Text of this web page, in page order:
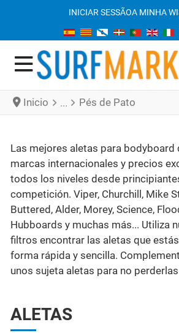
INICIAR SESSÃOA MINHA
Inicio Pés de Pato
Las mejores aletas para bodyboard
marcas internacionales y precios
todos los niveles desde
competición. Viper, Churchill, Mike
Buttered, Alder, Morey, Science,
Hubboards y muchas más... Utiliza
filtros encontrar las aletas que
forma rápida y sencilla.
unos sujeta aletas para no
ALETAS